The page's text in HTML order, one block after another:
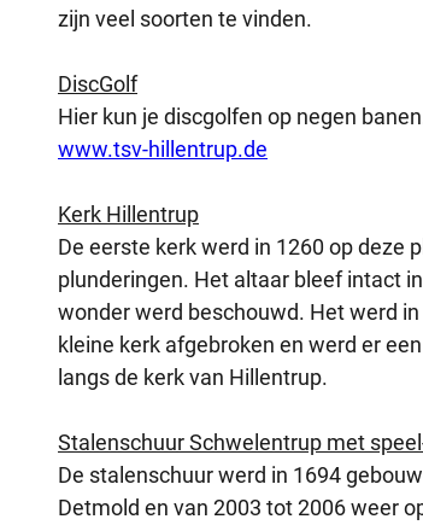
zijn veel soorten te vinden.
DiscGolf
Hier kun je discgolfen op negen
www.tsv-hillentrup.de
Kerk Hillentrup
De eerste kerk werd in 1260 op deze
plunderingen. Het altaar bleef intact
wonder werd beschouwd. Het werd
kleine kerk afgebroken en werd er
langs de kerk van Hillentrup.
Stalenschuur Schwelentrup met
De stalenschuur werd in 1694
Detmold en van 2003 tot 2006 weer